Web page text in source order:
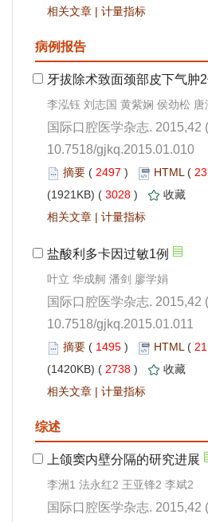
|
10.7518/gjkq.2015.01.010
2497 ) 23
3028 )
|
10.7518/gjkq.2015.01.011
1495 ) 21
2738 )
|